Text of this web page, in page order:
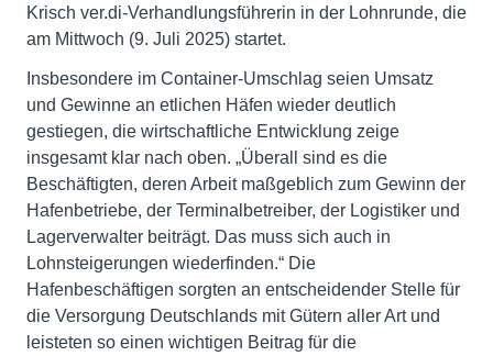
Krisch ver.di-Verhandlungsführerin in der Lohnrunde, die
am Mittwoch (9. Juli 2025) startet.
Insbesondere im Container-Umschlag seien Umsatz
und Gewinne an etlichen Häfen wieder deutlich
gestiegen, die wirtschaftliche Entwicklung zeige
insgesamt klar nach oben. „Überall sind es die
Beschäftigten, deren Arbeit maßgeblich zum Gewinn der
Hafenbetriebe, der Terminalbetreiber, der Logistiker und
Lagerverwalter beiträgt. Das muss sich auch in
Lohnsteigerungen wiederfinden.“ Die
Hafenbeschäftigen sorgten an entscheidender Stelle für
die Versorgung Deutschlands mit Gütern aller Art und
leisteten so einen wichtigen Beitrag für die